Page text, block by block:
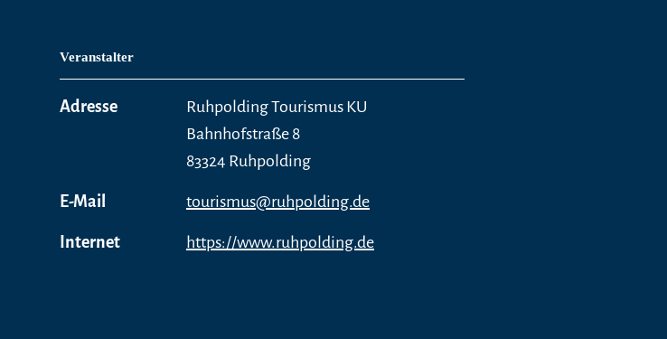
Veranstalter
Adresse
Ruhpolding Tourismus KU
Bahnhofstraße 8
83324 Ruhpolding
E-Mail tourismus@ruhpolding.de
Internet https://www.ruhpolding.de